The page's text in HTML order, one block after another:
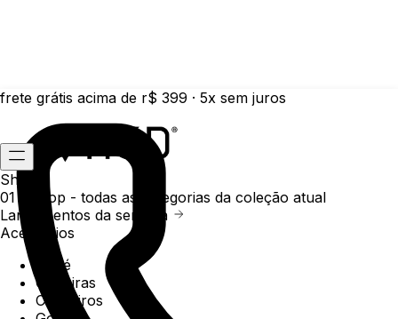
frete grátis acima de r$ 399 · 5x sem juros
Shop
01 /
Shop - todas as categorias da coleção atual
Lançamentos da semana
Acessórios
Boné
Carteiras
Chaveiros